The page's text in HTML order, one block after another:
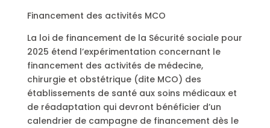
Financement des activités MCO
La loi de financement de la Sécurité sociale pour
2025 étend l’expérimentation concernant le
financement des activités de médecine,
chirurgie et obstétrique (dite MCO) des
établissements de santé aux soins médicaux et
de réadaptation qui devront bénéficier d’un
calendrier de campagne de financement dès le